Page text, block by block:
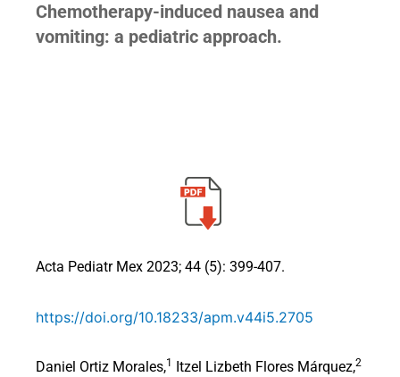
Chemotherapy-induced nausea and
vomiting: a pediatric approach.
Acta Pediatr Mex 2023; 44 (5): 399-407.
https://doi.org/10.18233/apm.v44i5.2705
Daniel Ortiz Morales,1 Itzel Lizbeth Flores Márquez,2